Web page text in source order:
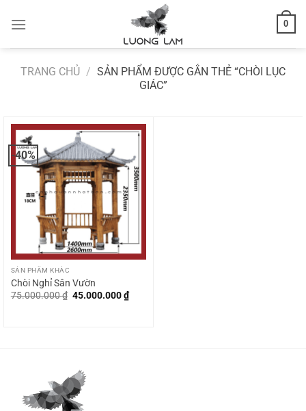
qua
0
TRANG CHỦ / SẢN PHẨM ĐƯỢC GẮN THẺ “CHÒI LỤC
GIÁC”
-40%
SẢN PHẨM KHÁC
Chòi Nghỉ Sân Vườn
75.000.000₫ Giá
45.000.000₫Giá
hiện